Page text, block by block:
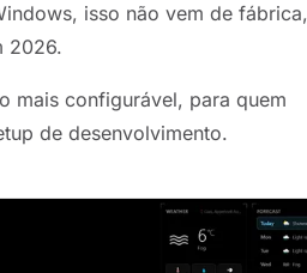
isso não vem de fábrica,
2026.
mais configurável, para quem
de desenvolvimento.